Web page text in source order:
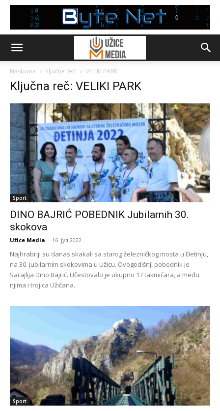
Naslovna Ključne reči VELIKI PARK
Ključna reč: VELIKI PARK
Sport
DINO BAJRIĆ POBEDNIK Jubilarnih 30.
skokova
Užice Media - 16. јул 2022.
Najhrabriji su danas skakali sa starog železničkog mosta u Đetinju,
na 30. jubilarnim skokovima u Užicu. Ovogodišnji pobednik je
Sarajlija Dino Bajrić. Učestovalo je ukupno 17 takmičara, a među
njima i trojica Užičana.
Sport